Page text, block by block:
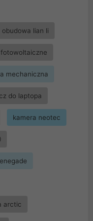
obudowa lian li
mechaniczna
do laptopa
kamera neotec
arctic